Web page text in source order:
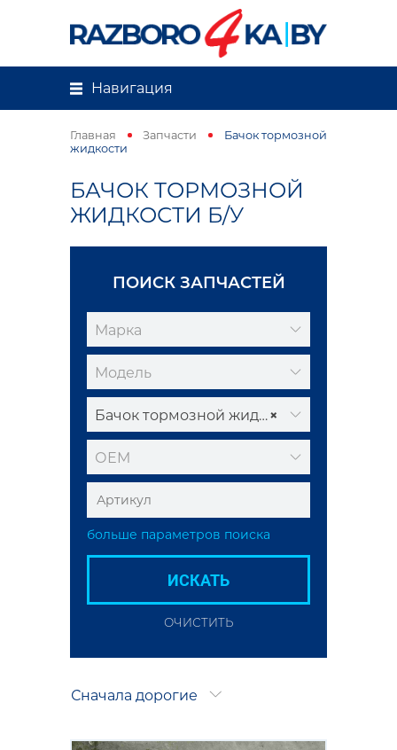
Навигация
Главная Запчасти
Бачок тормозной
жидкости
БАЧОК ТОРМОЗНОЙ
ЖИДКОСТИ Б/У
ПОИСК ЗАПЧАСТЕЙ
Марка
Модель
×
Бачок тормозной жидкости
ОЕМ
больше параметров поиска
ИСКАТЬ
ОЧИСТИТЬ
Сначала дорогие